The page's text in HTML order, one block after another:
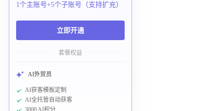
1个主账号+5个子账号（支持扩充）
立即开通
套餐权益
AI外贸员
AI获客模板定制
AI全托管自动获客
3000 AI积分